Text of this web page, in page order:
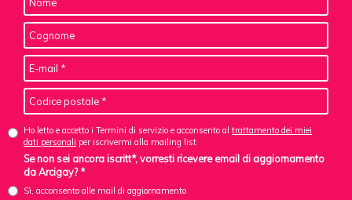
Ho letto e accetto i Termini di servizio e acconsento al trattamento dei miei
dati personali per iscrivermi alla mailing list
Se non sei ancora iscritt*, vorresti ricevere email di aggiornamento
da Arcigay? *
Sì, acconsento alle mail di aggiornamento